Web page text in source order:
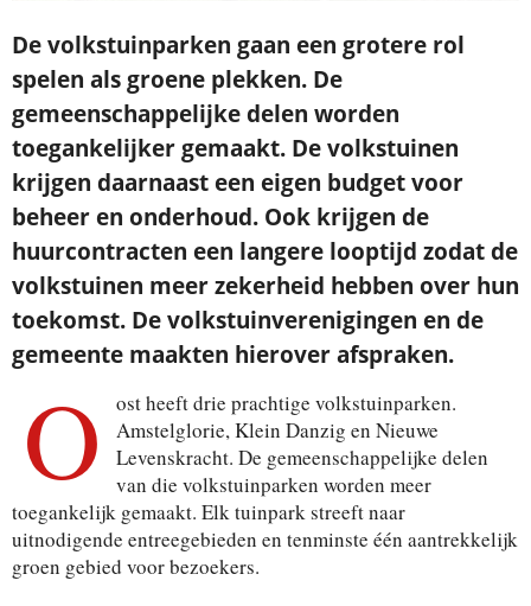
De volkstuinparken gaan een grotere rol
spelen als groene plekken. De
gemeenschappelijke delen worden
toegankelijker gemaakt. De volkstuinen
krijgen daarnaast een eigen budget voor
beheer en onderhoud. Ook krijgen de
huurcontracten een langere looptijd zodat de
volkstuinen meer zekerheid hebben over hun
toekomst. De volkstuinverenigingen en de
gemeente maakten hierover afspraken.
O
ost heeft drie prachtige volkstuinparken.
Amstelglorie, Klein Danzig en Nieuwe
Levenskracht. De gemeenschappelijke delen
van die volkstuinparken worden meer
toegankelijk gemaakt. Elk tuinpark streeft naar
uitnodigende entreegebieden en tenminste één aantrekkelijk
groen gebied voor bezoekers.